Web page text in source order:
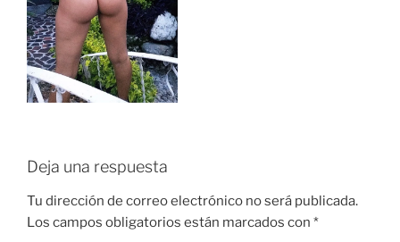
Deja una respuesta
Tu dirección de correo electrónico no será publicada.
Los campos obligatorios están marcados con *